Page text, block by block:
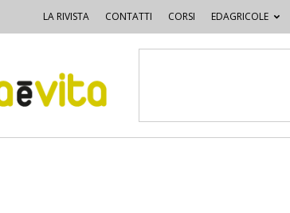
LA RIVISTA CONTATTI CORSI EDAGRICOLE